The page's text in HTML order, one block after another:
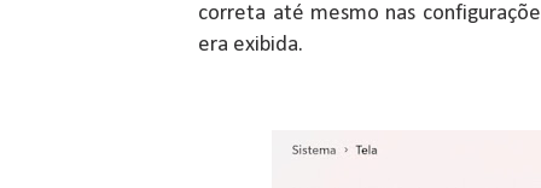
correta até mesmo nas
era exibida.